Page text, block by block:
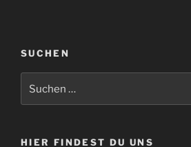
SUCHEN
nach:
HIER FINDEST DU UNS